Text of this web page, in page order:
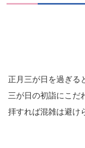
正月三が日を過ぎる
三が日の初詣にこだ
拝すれば混雑は避け